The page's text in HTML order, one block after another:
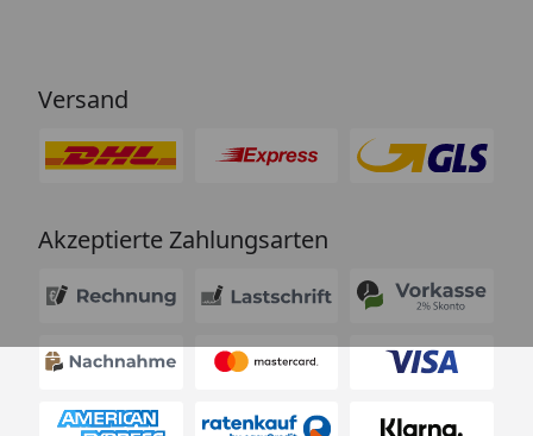
Versand
Akzeptierte Zahlungsarten